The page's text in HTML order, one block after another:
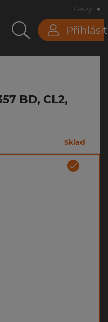
Přihlásit
Česky
BD, CL2,
Sklad